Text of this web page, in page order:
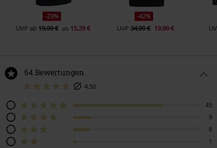
-23%
UVP ab19,99 € ab 15,29 €
-42%
UVP 34,99 € 19,99 €
64 Bewertungen
4.50
45
9
8
1